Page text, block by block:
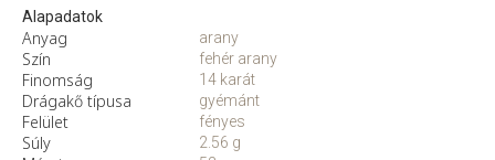
Alapadatok
Anyag
Szín
Finomság
Drágakő típusa
Felület
Súly
arany
fehér arany
14 karát
gyémánt
fényes
2.56 g